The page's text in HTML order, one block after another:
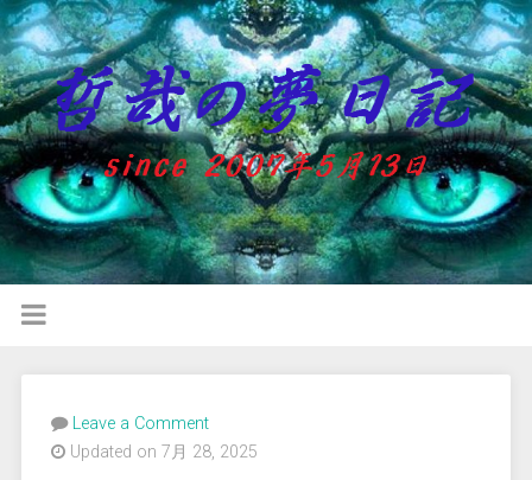
Leave a Comment
Updated on 7月 28, 2025